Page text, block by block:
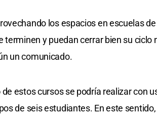
los espacios en escuelas
terminen y puedan cerrar bien su ciclo
un comunicado.
estos cursos se podría realizar con
de seis estudiantes. En este